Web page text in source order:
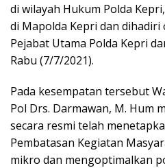
di wilayah Hukum Polda
di Mapolda Kepri dan dihadiri
Pejabat Utama Polda Kepri
Rabu (7/7/2021).
Pada kesempatan tersebut
Pol Drs. Darmawan, M. Hum
secara resmi telah
Pembatasan Kegiatan
mikro dan mengoptimalkan